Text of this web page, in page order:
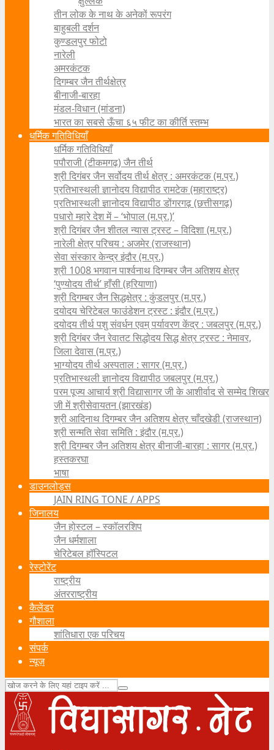
तीन लोक के नाथ के अनेकों रूपरंग
बाहुबली दर्शन
कुण्डलपुर फोटो
नारेली
अमरकंटक
दिगम्बर जैन तीर्थक्षेत्र
बीनाजी-बारहा
मंडल-विधान (मांडना)
भारत का सबसे ऊँचा ६५ फीट का कीर्ति स्तम्भ
धर्मिक गतिविधियाँ
धर्मिक गतिविधियाँ
पपौराजी (टीकमगढ़) जैन तीर्थ
श्री दिगंबर जैन सर्वोदय तीर्थ क्षेत्र : अमरकंटक (म.प्र.)
प्रतिभास्थली ज्ञानोदय विद्यापीठ रामटेक (महाराष्ट्र)
प्रतिभास्थली ज्ञानोदय विद्यापीठ डोंगरगढ़ (छत्तीसगढ़)
पधारो म्हारे देश में – ‘भोपाल (म.प्र.)’
श्री दिगंबर जैन शीतल न्यास ट्रस्ट – विदिशा (म.प्र.)
नारेली क्षेत्र परिचय : अजमेर (राजस्थान)
सेवा संस्कार केन्द्र इंदौर (म.प्र.)
श्री 1008 भगवान पार्श्वनाथ दिगम्बर जैन अतिशय क्षे‍त्र
‘पुण्योदय तीर्थ’ हाँसी (हरियाणा)
श्री दिगम्बर जैन सिद्धक्षेत्र : कुंडलपुर (म.प्र.)
दयोदय चेरिटेबल फाउंडेशन ट्रस्ट : इंदौर (म.प्र.)
दयोदय तीर्थ पशु संवर्धन एवम्‌ पर्यावरण केंद्र : जबलपुर (म.प्र.)
श्री दिगंबर जैन रेवातट सिद्धोदय सिद्ध क्षेत्र ट्रस्ट : नेमावर,
जिला देवास (म.प्र.)
भाग्योदय तीर्थ अस्पताल : सागर (म.प्र.)
प्रतिभास्थली ज्ञानोदय विद्यापीठ जबलपुर (म.प्र.)
परम पूज्य आचार्य श्री विद्यासागर जी के आशीर्वाद से सम्मेद शिखर
जी में श्रीसेवायतन (झारखंड)
श्री आदिनाथ दिगम्बर जैन अतिशय क्षेत्र चाँदखेडी (राजस्थान)
श्री सन्मति सेवा समिति : इंदौर (म.प्र.)
श्री दिगम्बर जैन अतिशय क्षेत्र बीनाजी-बारहा : सागर (म.प्र.)
हस्तकरघा
भाषा
डाउनलोड्स
JAIN RING TONE / APPS
जिनालय
जैन होस्टल – स्कॉलरशिप
जैन धर्मशाला
चेरिटेबल हॉस्पिटल
रेस्टोरेंट
राष्ट्रीय
अंतरराष्ट्रीय
कैलेंडर
गौशाला
शांतिधारा एक परिचय
संपर्क
न्यूज़